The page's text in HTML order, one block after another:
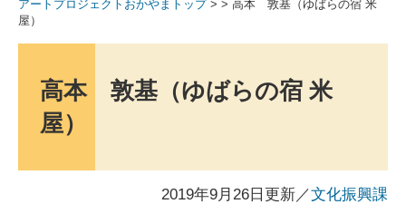
アートプロジェクトおかやまトップ > > 高本 敦基（ゆばらの宿 米
屋）
高本 敦基（ゆばらの宿 米
屋）
2019年9月26日更新／文化振興課